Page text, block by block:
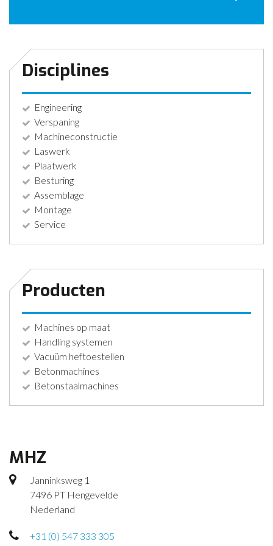
Disciplines
Engineering
Verspaning
Machineconstructie
Laswerk
Plaatwerk
Besturing
Assemblage
Montage
Service
Producten
Machines op maat
Handling systemen
Vacuüm heftoestellen
Betonmachines
Betonstaalmachines
MHZ
Janninksweg 1
7496 PT Hengevelde
Nederland
+31 (0) 547 333 305